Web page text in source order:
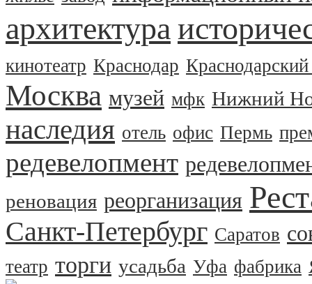
архитектура
кинотеатр Краснодар
Москва музей мфк Нижний
наследия отель офис Пермь
редевелопмент
реновация реорганизация
Санкт-Петербург Саратов
театр торги усадьба Уфа фабрика